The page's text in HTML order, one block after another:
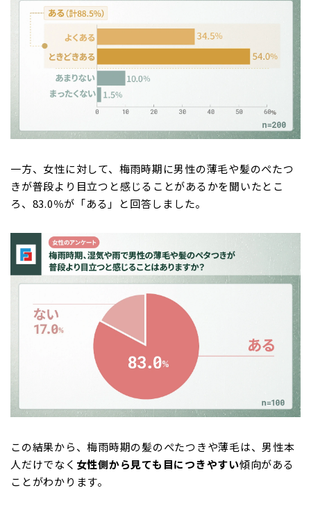
一方、女性に対して、梅雨時期に男性の薄毛や髪のぺたつ
きが普段より目立つと感じることがあるかを聞いたとこ
ろ、83.0％が「ある」と回答しました。
この結果から、梅雨時期の髪のぺたつきや薄毛は、男性本
人だけでなく 女性側から見ても目につきやすい傾向がある
ことがわかります。